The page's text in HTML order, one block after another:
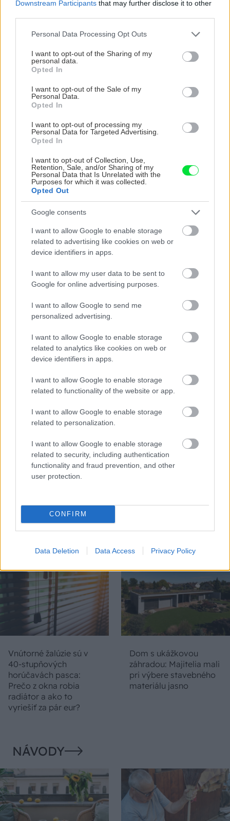
Downstream Participants that may further disclose it to other
Please note that this website/app uses one or more Google
not limited to your visit or usage behaviour. You may click to
grant or deny consent to Google and its third-party tags to
use your data for below specified purposes in below Google
consent section.
Personal Data Processing Opt Outs
I want to opt-out of the Sharing of my
personal data.
Opted In
I want to opt-out of the Sale of my
Personal Data.
Opted In
I want to opt-out of processing my
Personal Data for Targeted Advertising.
Opted In
I want to opt-out of Collection, Use,
Retention, Sale, and/or Sharing of my
Personal Data that Is Unrelated with the
Purposes for which it was collected.
Opted Out
Google consents
I want to allow Google to enable storage
related to advertising like cookies on web or
device identifiers in apps.
I want to allow my user data to be sent to
Google for online advertising purposes.
I want to allow Google to send me
personalized advertising.
I want to allow Google to enable storage
related to analytics like cookies on web or
device identifiers in apps.
I want to allow Google to enable storage
related to functionality of the website or app.
I want to allow Google to enable storage
related to personalization.
I want to allow Google to enable storage
related to security, including authentication
functionality and fraud prevention, and other
user protection.
CONFIRM
Data Deletion Data Access Privacy Policy
CHALUPA
Na Morave prerobila
starú chalupu na
nepoznanie: Keď
vojdete dnu, zabudnete,
že nie ste v Toskánsku
S motorovou pílou sa
Slovák sa nebál a v
Čičmanoch si postavil
montovaný domček v
Temné stránky chalúp:
10 najčastejších
vás môžu nepríjemne
prekvapiť
Žena, búracie kladivo a
vôňa dreva: Takáto
1654 sa nevidí každý
deň!
DOM
alebo meniť kotol?
Návod, ako v nových
dotačných výzvach
zatepliť dom
Multipor ETX
Vnútorné žalúzie sú v
40-stupňových
horúčavách pasca:
Prečo z okna robia
radiátor a ako to
vyriešiť za pár eur?
Dom s ukážkovou
záhradou: Majitelia mali
pri výbere stavebného
materiálu jasno
NÁVODY